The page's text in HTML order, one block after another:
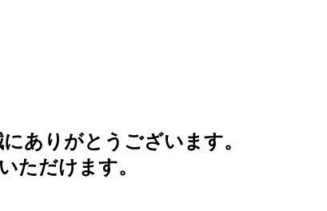
ありがとうございます。
ただけます。